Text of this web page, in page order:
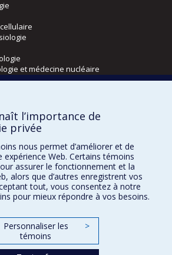
et médecine nucléaire
de l’activité physique
l’importance de
privée
nous permet d’améliorer et de
expérience Web. Certains témoins
assurer le fonctionnement et la
alors que d’autres enregistrent vos
tout, vous consentez à notre
pour mieux répondre à vos besoins.
Personnaliser les
témoins
>